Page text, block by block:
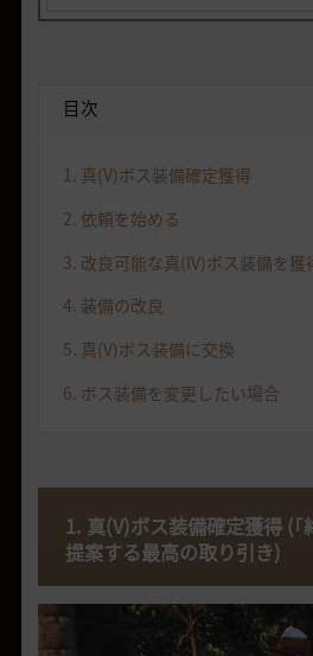
目次
1. 真(V)ボス装備確定獲得
2. 依頼を始める
3. 改良可能な真(IV)ボス装備を獲
4. 装備の改良
5. 真(V)ボス装備に交換
6. ボス装備を変更したい場合
1. 真(V)ボス装備確定獲得 (｢
提案する最高の取り引き)